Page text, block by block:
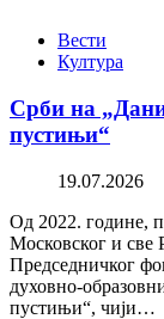
Вести
Култура
Срби на
пустињи“
19.07.2026
Од 2022. године,
Московског и све
Председничког
духовно-
пустињи“, чији…